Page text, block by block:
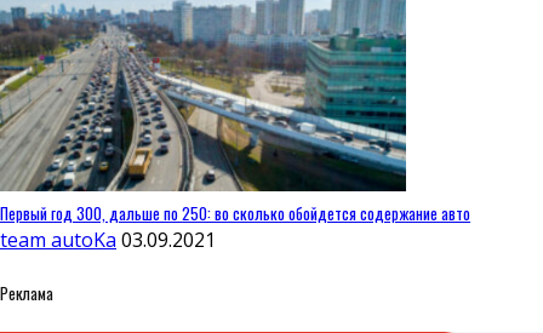
Первый год 300, дальше по 250: во сколько обойдется содержание авто
team autoKa 03.09.2021
Реклама